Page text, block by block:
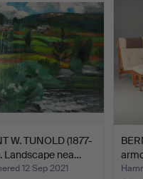
W. TUNOLD (1877-
Landscape nea…
12 Sep 2021